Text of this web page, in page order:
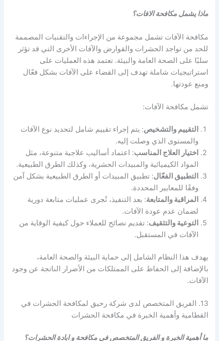
ماذا يشمل مكافحة الافات؟
مكافحة الآفات تشمل مجموعة من الإجراءات والتقنيات المصممة
للحد من تواجد الحشرات والقوارض والآفات الأخرى التي قد تؤثر
سلبًا على الصحة العامة والبيئة. تعتمد هذه العمليات على
استراتيجيات شاملة تهدف إلى القضاء على الآفات بشكل فعّال
ومنع عودتها.
تشمل مكافحة الآفات:
التقييم والتشخيص: يتم إجراء تقييم شامل لتحديد نوع الآفات
والمستوى الذي وصلت إليه.
اختيار العلاج المناسب: اعتماد أساليب علاجية متنوعة، مثل
المواد الكيميائية والمبيدات الحشرية، وكذلك الطرق الطبيعية.
التطبيق الفعّال: تطبيق المبيدات أو الطرق الطبيعية بشكل آمن
وفقًا للمعايير المحددة.
المراقبة والمتابعة: بعد التنفيذ، تُجرى عمليات متابعة دورية
لضمان عدم عودة الآفات.
التوعية والتثقيف: تقديم نصائح للعملاء حول كيفية الوقاية من
الآفات في المستقبل.
يهدف هذا النظام الشامل إلى حماية البيئة والصحة العامة،
بالإضافة إلى الحفاظ على الممتلكات من الأضرار الناتجة عن وجود
الآفات.
13. الفريق المتخصص لدى شركة رحيق لمكافحة الحشرات في
القطامية وأهمية الخبرة في مكافحة الحشرات
ما أهمية الخبرة و الفريق المتخصص في مكافحة و ابادة الحشرات؟